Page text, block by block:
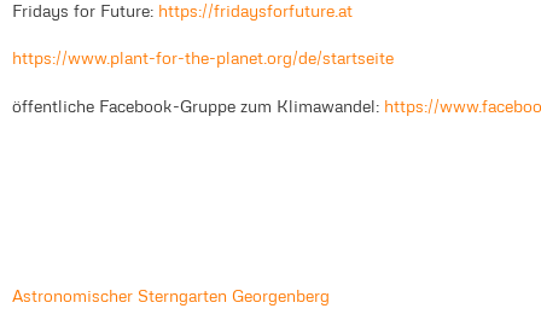
Fridays for Future: https://fridaysforfuture.at
https://www.plant-for-the-planet.org/de/startseite
öffentliche Facebook-Gruppe zum Klimawandel: https://
Astronomischer Sterngarten Georgenberg